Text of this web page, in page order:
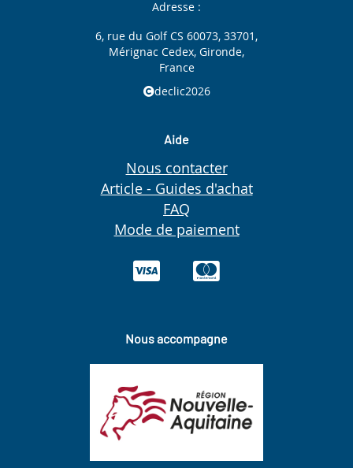
Adresse :
6, rue du Golf CS 60073, 33701,
Mérignac Cedex, Gironde,
France
declic2026
Aide
Nous contacter
Article - Guides d'achat
FAQ
Mode de paiement
Nous accompagne